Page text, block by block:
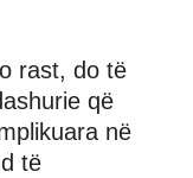
rast, do të
që
në
të